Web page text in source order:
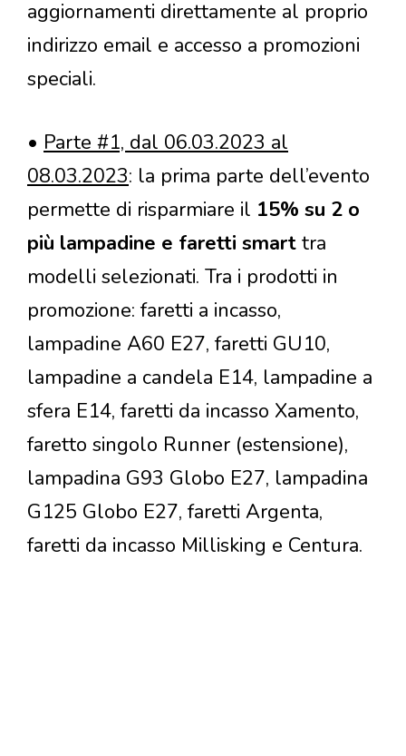
aggiornamenti direttamente al proprio
indirizzo email e accesso a promozioni
speciali.
• Parte #1, dal 06.03.2023 al
08.03.2023: la prima parte dell’evento
permette di risparmiare il 15% su 2 o
più lampadine e faretti smart tra
modelli selezionati. Tra i prodotti in
promozione: faretti a incasso,
lampadine A60 E27, faretti GU10,
lampadine a candela E14, lampadine a
sfera E14, faretti da incasso Xamento,
faretto singolo Runner (estensione),
lampadina G93 Globo E27, lampadina
G125 Globo E27, faretti Argenta,
faretti da incasso Millisking e Centura.